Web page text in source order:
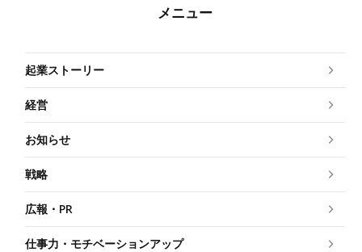
メニュー
起業ストーリー
経営
お知らせ
戦略
広報・PR
仕事力・モチベーションアップ